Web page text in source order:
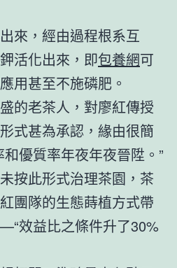
來，經由過程根系互
活化出來，即包養網可
用甚至不施磷肥。
的老茶人，對廖紅傳授
式甚為承認，緣由很簡
優質率年夜年夜晉陞。”
按此形式治理茶園，茶
團隊的生態蒔植方式帶
效益比之條件升了30%